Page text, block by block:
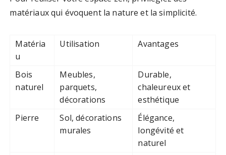
matériaux qui évoquent la nature et la simplicité.
Matéria
u
Utilisation Avantages
Bois
naturel
Meubles,
parquets,
décorations
Durable,
chaleureux et
esthétique
Pierre
Sol, décorations
murales
Élégance,
longévité et
naturel